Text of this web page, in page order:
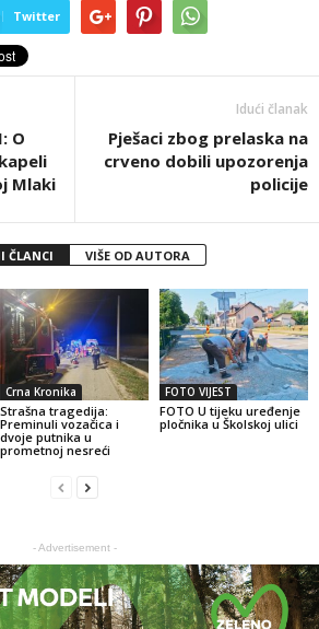
Twitter
O
Mlaki
Idući članak
Pješaci zbog prelaska na
crveno dobili upozorenja
policije
ČLANCI VIŠE OD AUTORA
Crna Kronika
Strašna tragedija:
Preminuli vozačica i
dvoje putnika u
prometnoj nesreći
FOTO VIJEST
FOTO U tijeku uređenje
pločnika u Školskoj ulici
- Advertisement -